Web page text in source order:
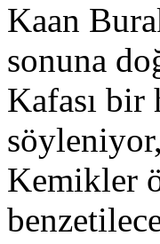
Kaan
sonuna
Kafası bir
Kemikler